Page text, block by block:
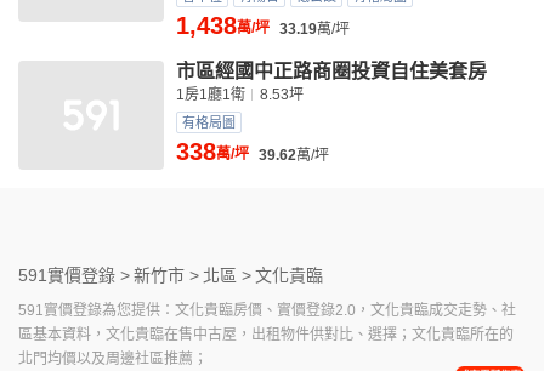
1,438萬/坪 33.19萬/坪
市區經國中正路商圈投資自住美套房
1房1廳1衛 8.53坪
有格局圖
338萬/坪 39.62萬/坪
591實價登錄 >新竹市 > 北區 >文化貴臨
591實價登錄為您提供：文化貴臨房價、實價登錄2.0，文化貴臨成交走勢、社
區基本資料，文化貴臨在售中古屋，出租物件供對比、選擇；文化貴臨所在的
北門均價以及周邊社區推薦；